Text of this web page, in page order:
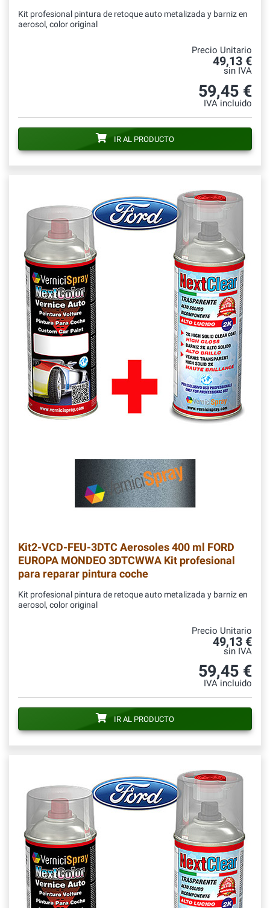
Kit profesional pintura de retoque auto metalizada y barniz en
aerosol, color original
Precio Unitario
49,13 €
sin IVA
59,45 €
IVA incluido
IR AL PRODUCTO
Kit2-VCD-FEU-3DTC Aerosoles 400 ml FORD
EUROPA MONDEO 3DTCWWA Kit profesional
para reparar pintura coche
Kit profesional pintura de retoque auto metalizada y barniz en
aerosol, color original
Precio Unitario
49,13 €
sin IVA
59,45 €
IVA incluido
IR AL PRODUCTO